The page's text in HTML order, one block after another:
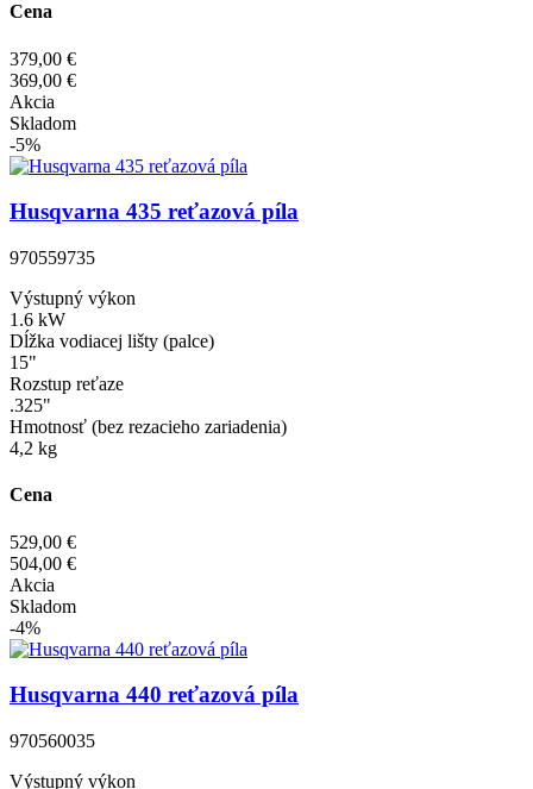
Cena
379,00 €
369,00 €
Akcia
Skladom
-5%
Husqvarna 435 reťazová píla
970559735
Výstupný výkon
1.6 kW
Dĺžka vodiacej lišty (palce)
15"
Rozstup reťaze
.325"
Hmotnosť (bez rezacieho zariadenia)
4,2 kg
Cena
529,00 €
504,00 €
Akcia
Skladom
-4%
Husqvarna 440 reťazová píla
970560035
Výstupný výkon